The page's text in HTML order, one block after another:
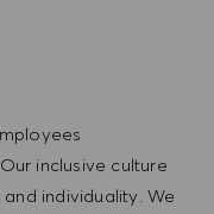
inclusive culture
individuality. We